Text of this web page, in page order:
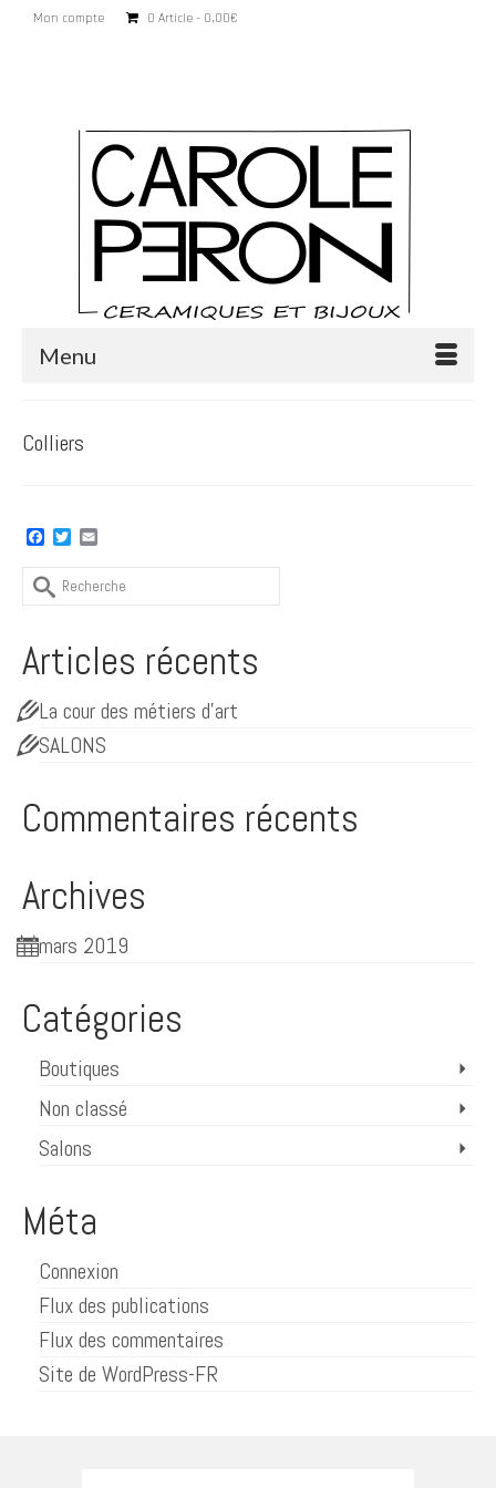
Mon compte 0 Article 0,00€
Menu
Colliers
Facebook
Twitter
Rechercher
:
Articles récents
La cour des métiers d’art
SALONS
Commentaires récents
Archives
mars 2019
Catégories
Boutiques
Non classé
Salons
Méta
Connexion
Flux des publications
Flux des commentaires
Site de WordPress-FR